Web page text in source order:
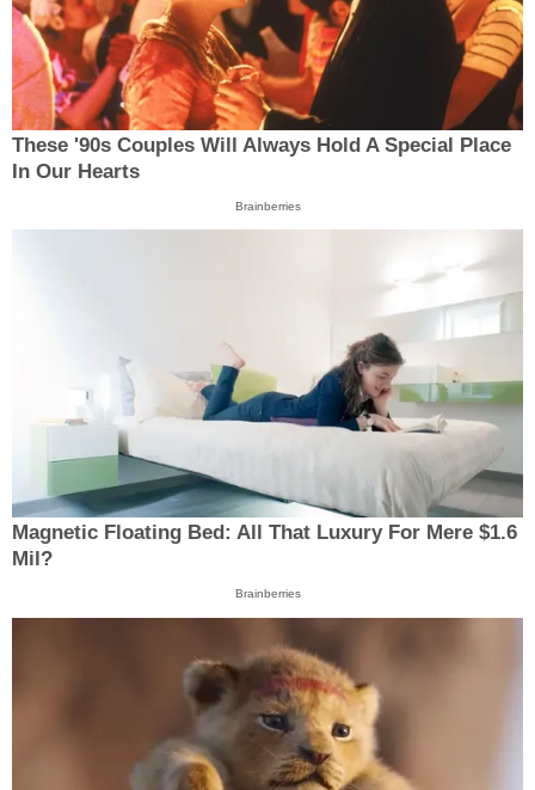
These '90s Couples Will Always Hold A Special Place
In Our Hearts
Brainberries
Magnetic Floating Bed: All That Luxury For Mere $1.6
Mil?
Brainberries